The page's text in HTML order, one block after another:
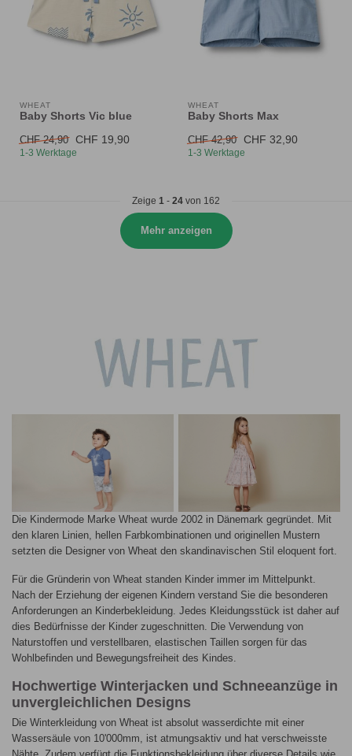
WHEAT
Baby Shorts Vic blue
CHF 24,90 CHF 19,90
1-3 Werktage
WHEAT
Baby Shorts Max
CHF 42,90 CHF 32,90
1-3 Werktage
Zeige 1 - 24 von 162
Mehr anzeigen
Die Kindermode Marke Wheat wurde 2002 in Dänemark gegründet. Mit
den klaren Linien, hellen Farbkombinationen und originellen Mustern
setzten die Designer von Wheat den skandinavischen Stil eloquent fort.
Für die Gründerin von Wheat standen Kinder immer im Mittelpunkt.
Nach der Erziehung der eigenen Kindern verstand Sie die besonderen
Anforderungen an Kinderbekleidung. Jedes Kleidungsstück ist daher auf
dies Bedürfnisse der Kinder zugeschnitten. Die Verwendung von
Naturstoffen und verstellbaren, elastischen Taillen sorgen für das
Wohlbefinden und Bewegungsfreiheit des Kindes.
Hochwertige Winterjacken und Schneeanzüge in
unvergleichlichen Designs
Die Winterkleidung von Wheat ist absolut wasserdichte mit einer
Wassersäule von 10'000mm, ist atmungsaktiv und hat verschweisste